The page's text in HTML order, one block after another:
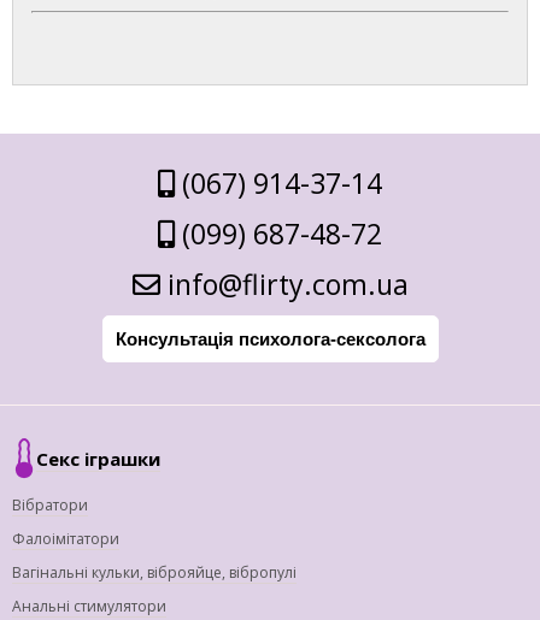
(067) 914-37-14
(099) 687-48-72
info@flirty.com.ua
Консультація психолога-сексолога
Секс іграшки
Вібратори
Фалоімітатори
Вагінальні кульки, віброяйце, вібропулі
Анальні стимулятори